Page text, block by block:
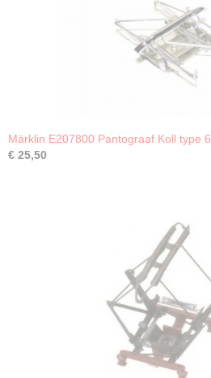
Märklin E207800 Pantograaf Koll type 6
€ 25,50